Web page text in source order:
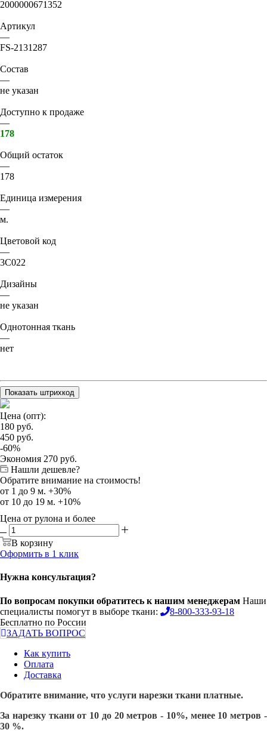
2000000671352
Артикул
—
FS-2131287
Состав
—
не указан
Доступно к продаже
—
178
Общий остаток
—
178
Единица измерения
—
м.
Цветовой код
—
3C022
Дизайны
—
не указан
Однотонная ткань
—
нет
Показать штрихкод
Цена (опт):
180 руб.
450 руб.
-60%
Экономия 270 руб.
Нашли дешевле?
Обратите внимание на стоимость!
от 1 до 9 м. +30%
от 10 до 19 м. +10%
Цена от рулона и более
В корзину
Оформить в 1 клик
Нужна консультация?
По вопросам покупки обратитесь к нашим менеджерам Наши
специалисты помогут в выборе ткани:
8-800-333-93-18
Бесплатно по России
ЗАДАТЬ ВОПРОС
Как купить
Оплата
Доставка
Обратите внимание, что услуги нарезки ткани платные.
За нарезку ткани от 10 до 20 метров - 10%, менее 10 метров -
30 %.